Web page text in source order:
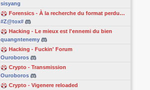
sisyang
Forensics - À la recherche du format perdu…
#Z@tox#
Hacking - Le mieux est l'ennemi du bien
quangntenemy
Hacking - Fuckin' Forum
Ouroboros
Crypto - Transmission
Ouroboros
Crypto - Vigenere reloaded